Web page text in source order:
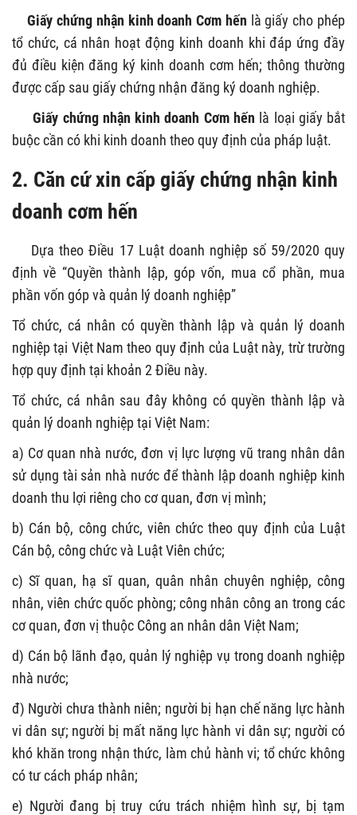
Giấy chứng nhận kinh doanh Cơm hến là giấy cho phép
tổ chức, cá nhân hoạt động kinh doanh khi đáp ứng đầy
đủ điều kiện đăng ký kinh doanh cơm hến; thông thường
được cấp sau giấy chứng nhận đăng ký doanh nghiệp.
Giấy chứng nhận kinh doanh Cơm hến là loại giấy bắt
buộc cần có khi kinh doanh theo quy định của pháp luật.
2. Căn cứ xin cấp giấy chứng nhận kinh
doanh cơm hến
Dựa theo Điều 17 Luật doanh nghiệp số 59/2020 quy
định về “Quyền thành lập, góp vốn, mua cổ phần, mua
phần vốn góp và quản lý doanh nghiệp”
Tổ chức, cá nhân có quyền thành lập và quản lý doanh
nghiệp tại Việt Nam theo quy định của Luật này, trừ trường
hợp quy định tại khoản 2 Điều này.
Tổ chức, cá nhân sau đây không có quyền thành lập và
quản lý doanh nghiệp tại Việt Nam:
a) Cơ quan nhà nước, đơn vị lực lượng vũ trang nhân dân
sử dụng tài sản nhà nước để thành lập doanh nghiệp kinh
doanh thu lợi riêng cho cơ quan, đơn vị mình;
b) Cán bộ, công chức, viên chức theo quy định của Luật
Cán bộ, công chức và Luật Viên chức;
c) Sĩ quan, hạ sĩ quan, quân nhân chuyên nghiệp, công
nhân, viên chức quốc phòng; công nhân công an trong các
cơ quan, đơn vị thuộc Công an nhân dân Việt Nam;
d) Cán bộ lãnh đạo, quản lý nghiệp vụ trong doanh nghiệp
nhà nước;
đ) Người chưa thành niên; người bị hạn chế năng lực hành
vi dân sự; người bị mất năng lực hành vi dân sự; người có
khó khăn trong nhận thức, làm chủ hành vi; tổ chức không
có tư cách pháp nhân;
e) Người đang bị truy cứu trách nhiệm hình sự, bị tạm